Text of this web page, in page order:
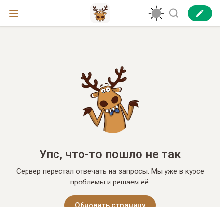
Упс, что-то пошло не так
Сервер перестал отвечать на запросы. Мы уже в курсе
проблемы и решаем её.
Обновить страницу